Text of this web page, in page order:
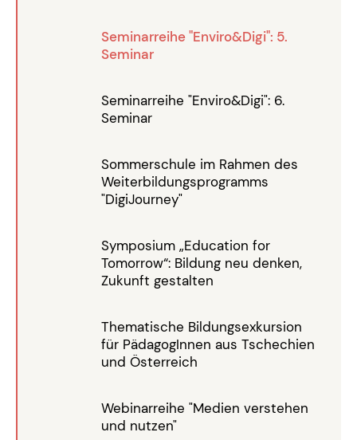
Seminarreihe "Enviro&Digi": 5.
Seminar
Seminarreihe "Enviro&Digi": 6.
Seminar
Sommerschule im Rahmen des
Weiterbildungsprogramms
"DigiJourney"
Symposium „Education for
Tomorrow“: Bildung neu denken,
Zukunft gestalten
Thematische Bildungsexkursion
für PädagogInnen aus Tschechien
und Österreich
Webinarreihe "Medien verstehen
und nutzen"